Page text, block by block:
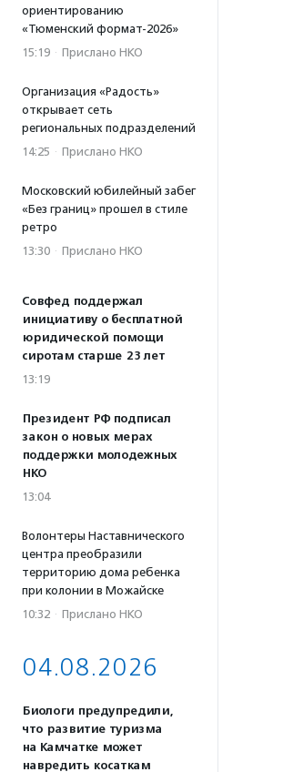
ориентированию
«Тюменский формат-2026»
15:19 · Прислано НКО
Организация «Радость»
открывает сеть
региональных подразделений
14:25 · Прислано НКО
Московский юбилейный забег
«Без границ» прошел в стиле
ретро
13:30 · Прислано НКО
Совфед поддержал
инициативу о бесплатной
юридической помощи
сиротам старше 23 лет
13:19
Президент РФ подписал
закон о новых мерах
поддержки молодежных
НКО
13:04
Волонтеры Наставнического
центра преобразили
территорию дома ребенка
при колонии в Можайске
10:32 · Прислано НКО
04.08.2026
Биологи предупредили,
что развитие туризма
на Камчатке может
навредить косаткам